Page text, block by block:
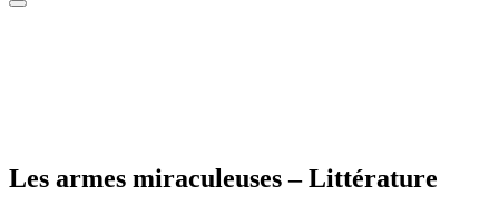
Les armes miraculeuses – Littérature